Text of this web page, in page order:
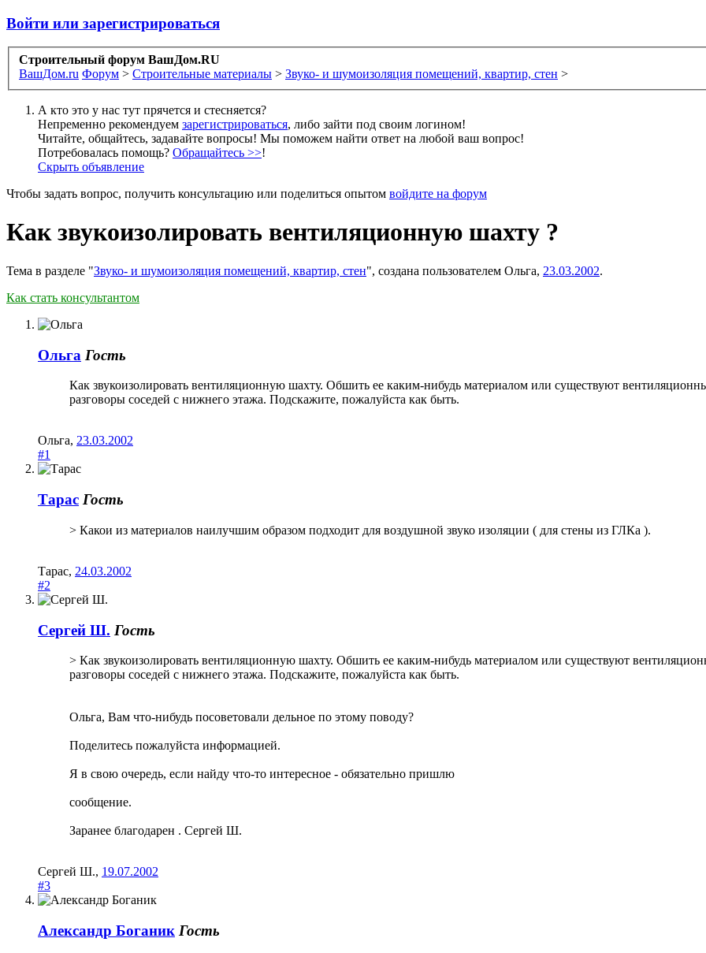
Войти или зарегистрироваться
Строительный форум ВашДом.RU
ВашДом.ru Форум > Строительные материалы > Звуко- и шумоизоляция помещений, квартир, стен >
А кто это у нас тут прячется и стесняется?
Непременно рекомендуем зарегистрироваться, либо зайти под своим логином!
Читайте, общайтесь, задавайте вопросы! Мы поможем найти ответ на любой ваш вопрос!
Потребовалась помощь? Обращайтесь >>!
Скрыть объявление
Чтобы задать вопрос, получить консультацию или поделиться опытом войдите на форум
Как звукоизолировать вентиляционную шахту ?
Тема в разделе "Звуко- и шумоизоляция помещений, квартир, стен", создана пользователем Ольга, 23.03.2002.
Как стать консультантом
Ольга Гость
Как звукоизолировать вентиляционную шахту. Обшить ее каким-нибудь материалом или существуют
разговоры соседей с нижнего этажа. Подскажите, пожалуйста как быть.
Ольга, 23.03.2002
#1
Тарас Гость
> Какои из материалов наилучшим образом подходит для воздушной звуко изоляции ( для стены из ГЛКа ).
Тарас, 24.03.2002
#2
Сергей Ш. Гость
> Как звукоизолировать вентиляционную шахту. Обшить ее каким-нибудь материалом или существуют
разговоры соседей с нижнего этажа. Подскажите, пожалуйста как быть.
Ольга, Вам что-нибудь посоветовали дельное по этому поводу?
Поделитесь пожалуйста информацией.
Я в свою очередь, если найду что-то интересное - обязательно пришлю
сообщение.
Заранее благодарен . Сергей Ш.
Сергей Ш., 19.07.2002
#3
Александр Боганик Гость